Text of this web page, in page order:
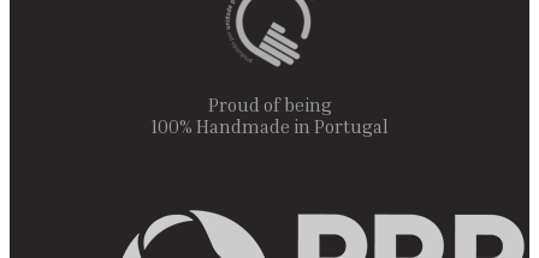
Proud of being
100% Handmade in Portugal